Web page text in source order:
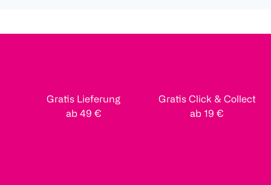
Gratis Lieferung
ab 49 €
Gratis Click & Collect
ab 19 €